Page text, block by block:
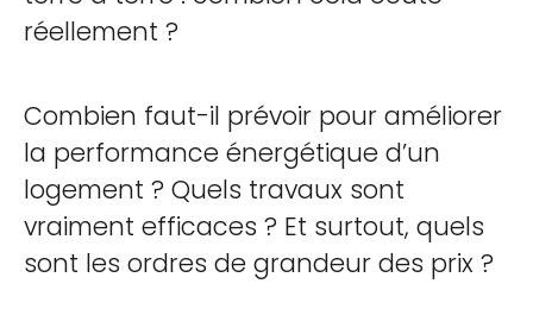
réellement ?
Combien faut-il prévoir pour améliorer
la performance énergétique d’un
logement ? Quels travaux sont
vraiment efficaces ? Et surtout, quels
sont les ordres de grandeur des prix ?